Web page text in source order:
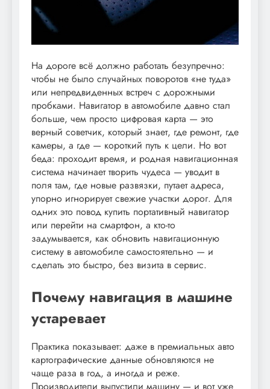
На дороге всё должно работать безупречно:
чтобы не было случайных поворотов «не туда»
или непредвиденных встреч с дорожными
пробками. Навигатор в автомобиле давно стал
больше, чем просто цифровая карта — это
верный советчик, который знает, где ремонт, где
камеры, а где — короткий путь к цели. Но вот
беда: проходит время, и родная навигационная
система начинает творить чудеса — уводит в
поля там, где новые развязки, путает адреса,
упорно игнорирует свежие участки дорог. Для
одних это повод купить портативный навигатор
или перейти на смартфон, а кто-то
задумывается, как обновить навигационную
систему в автомобиле самостоятельно — и
сделать это быстро, без визита в сервис.
Почему навигация в машине
устаревает
Практика показывает: даже в премиальных авто
картографические данные обновляются не
чаще раза в год, а иногда и реже.